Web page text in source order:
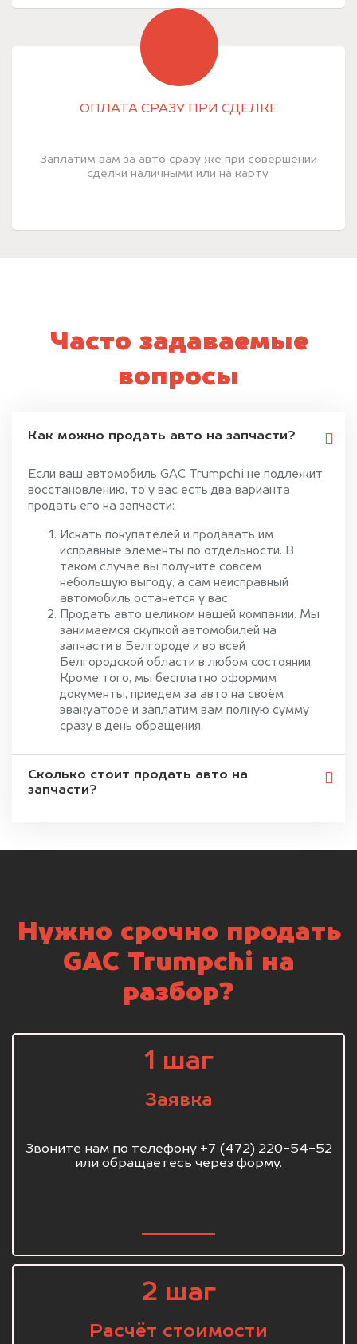
ОПЛАТА СРАЗУ ПРИ СДЕЛКЕ
Заплатим вам за авто сразу же при совершении
сделки наличными или на карту.
Часто задаваемые
вопросы
Как можно продать авто на запчасти?
Если ваш автомобиль GAC Trumpchi не подлежит
восстановлению, то у вас есть два варианта
продать его на запчасти:
Искать покупателей и продавать им
исправные элементы по отдельности. В
таком случае вы получите совсем
небольшую выгоду, а сам неисправный
автомобиль останется у вас.
Продать авто целиком нашей компании. Мы
занимаемся скупкой автомобилей на
запчасти в Белгороде и во всей
Белгородской области в любом состоянии.
Кроме того, мы бесплатно оформим
документы, приедем за авто на своём
эвакуаторе и заплатим вам полную сумму
сразу в день обращения.
Сколько стоит продать авто на
запчасти?
Нужно срочно продать
GAC Trumpchi на
разбор?
1 шаг
Заявка
Звоните нам по телефону +7 (472) 220-54-52
или обращаетесь через форму.
2 шаг
Расчёт стоимости